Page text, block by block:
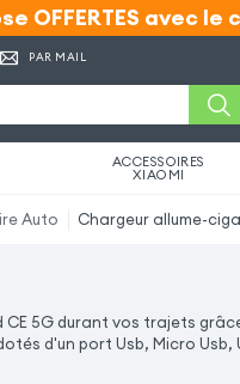
OFFERTES avec le
OFFERTES avec le
PAR MAIL
ACCESSOIRES
XIAOMI
Auto Chargeur allume-
5G durant vos trajets
d'un port Usb, Micro Usb,